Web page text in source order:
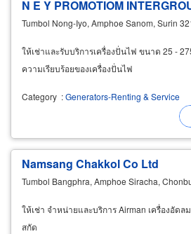
N E Y PROMOTIOM
Tumbol Nong-Iyo, Amphoe Sanom, Surin
ให้เช่าและรับบริการเครื่องปั่นไฟ ขนาด 25 -
ความเรียบร้อยของเครื่องปั่นไฟ
Category :Generators-Renting & Service
Namsang Chakkol Co Ltd
Tumbol Bangphra, Amphoe Siracha,
ให้เช่า จำหน่ายและบริการ Airman เครื่องอัด
สกัด